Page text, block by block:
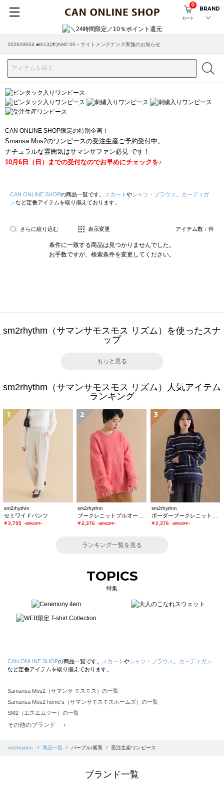
カート
0
BRAND
2026/08/04 ■8/13(木)AM2:00～サイトメンテナンス実施のお知らせ
CAN ONLINE SHOP限定の特別企画！
Smansa Mos2のワンピースの受注生産ご予約受付中。
ナチュラルな雰囲気はサマンサファン必見 です！
10月6日（日）までの受付なのでお早めにチェックを♪
CAN ONLINE SHOPの商品一覧です。 スカート やシャツ・ブラウス
カーディガ
ンなど定番アイテムを取り揃えております。
さらに絞り込む 表示変更 アイテム数： 件
条件に一致する商品は見つかりませんでした。
お手数ですが、検索条件を変更してください。
sm2rhythm（サマンサモスモス リズム）を使ったスナ
ップ
もっと見る
sm2rhythm（サマンサモスモス リズム）人気アイテム
ランキング
1
sm2rhythm
セミワイドパンツ
￥3,795 -50%OFF-
2
sm2rhythm
￥2,376 -60%OFF-
3
sm2rhythm
￥2,376 -60%OFF-
ランキング一覧を見る
TOPICS
特集
CAN ONLINE SHOPの商品一覧です。 スカート やシャツ・ブラウス
カーディガン
など定番アイテムを取り揃えております。
Samansa Mos2（サマンサ モスモス）の一覧
Samansa Mos2 home's（サマンサモスモスホームズ）の一覧
SM2（エスエムツー）の一覧
TSUHARU by Samansa Mos2（ツハルバイサマンサモスモス）の一覧
Samansa Mos2 blue（サマンサモスモス ブルー）の一覧
その他のブランド ＋
sm2rhythm 商品一覧 パープル/紫系 受注生産ワンピース
ブランド一覧